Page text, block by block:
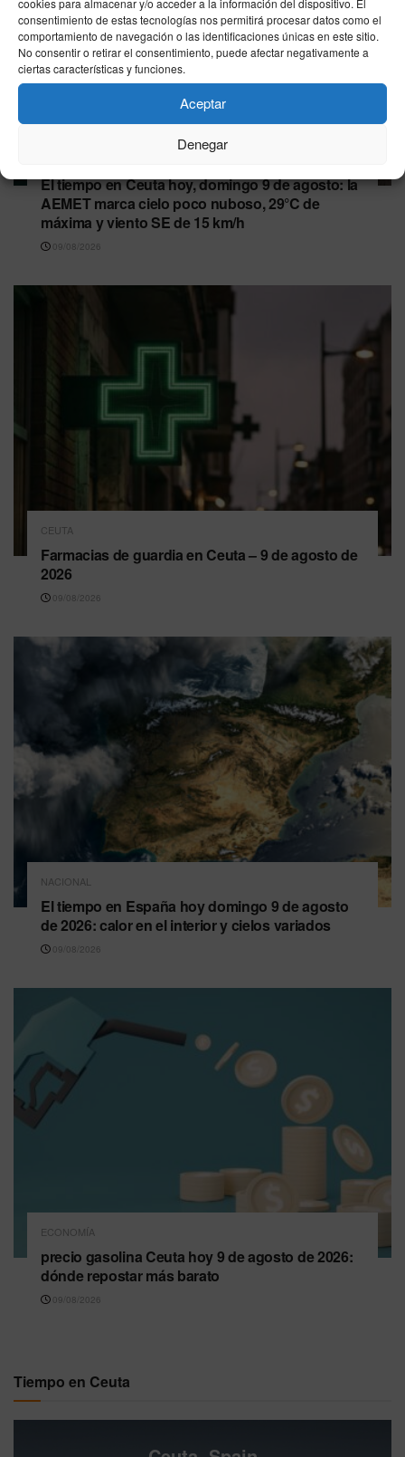
consentimiento de estas tecnologías nos permitirá procesar datos como el
comportamiento de navegación o las identificaciones únicas en este sitio.
No consentir o retirar el consentimiento, puede afectar negativamente a
ciertas características y funciones.
Aceptar
Denegar
El tiempo en Ceuta hoy, domingo 9 de agosto: la
AEMET marca cielo poco nuboso, 29°C de
máxima y viento SE de 15 km/h
09/08/2026
CEUTA
Farmacias de guardia en Ceuta – 9 de agosto de
2026
09/08/2026
NACIONAL
El tiempo en España hoy domingo 9 de agosto
de 2026: calor en el interior y cielos variados
09/08/2026
ECONOMÍA
precio gasolina Ceuta hoy 9 de agosto de 2026:
dónde repostar más barato
09/08/2026
Tiempo en Ceuta